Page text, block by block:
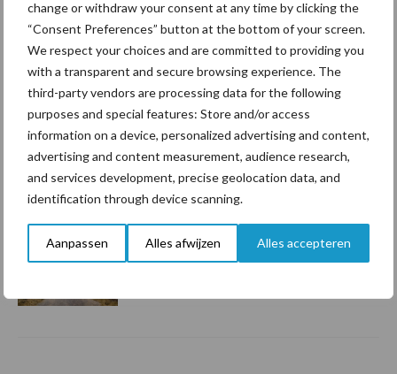
change or withdraw your consent at any time by clicking the
“Consent Preferences” button at the bottom of your screen.
We respect your choices and are committed to providing you
with a transparent and secure browsing experience. The
third-party vendors are processing data for the following
purposes and special features: Store and/or access
information on a device, personalized advertising and content,
advertising and content measurement, audience research,
and services development, precise geolocation data, and
identification through device scanning.
Aanpassen Alles afwijzen Alles accepteren
Tien praktische tips voor
een langere levensduur
“Vraag naar praktische
hygieneoplossingen is in
Polen groter dan ooit”
Drie Franse bedrijven over
de grens van 14.000